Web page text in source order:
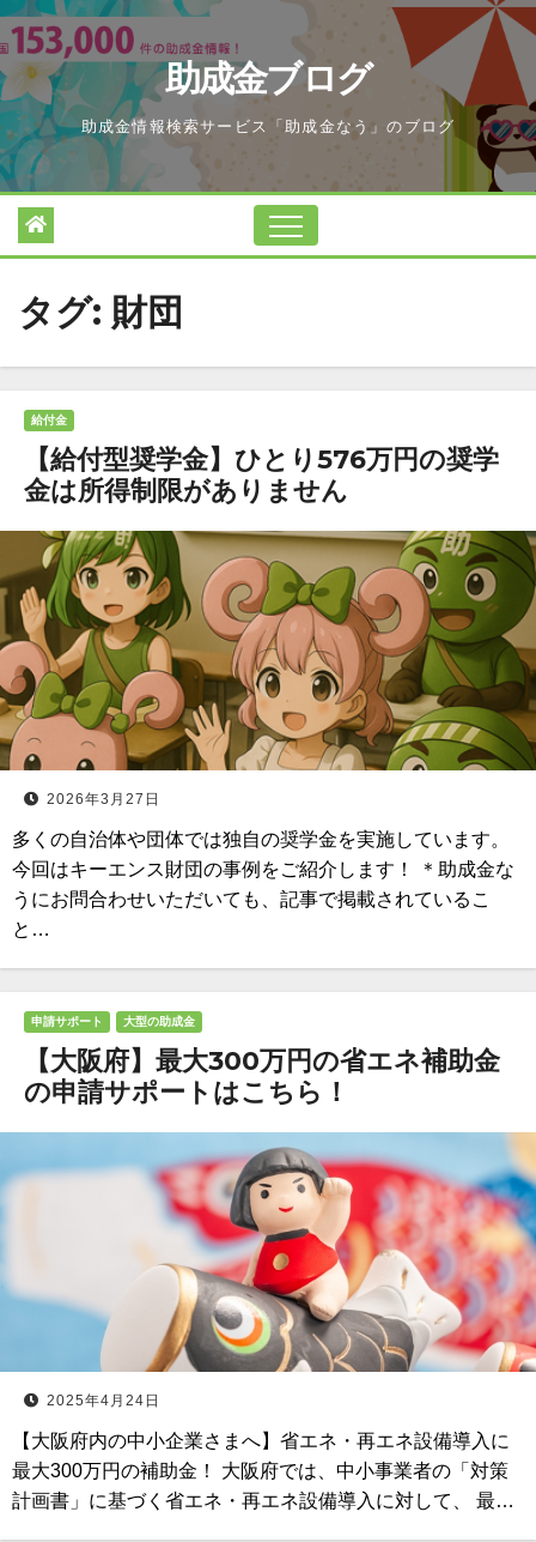
Skip
to
content
助成金ブログ
助成金情報検索サービス「助成金なう」のブログ
タグ: 財団
給付金
【給付型奨学金】ひとり576万円の奨学
金は所得制限がありません
2026年3月27日
多くの自治体や団体では独自の奨学金を実施しています。
今回はキーエンス財団の事例をご紹介します！ ＊助成金な
うにお問合わせいただいても、記事で掲載されているこ
と…
申請サポート 大型の助成金
【大阪府】最大300万円の省エネ補助金
の申請サポートはこちら！
2025年4月24日
【大阪府内の中小企業さまへ】省エネ・再エネ設備導入に
最大300万円の補助金！ 大阪府では、中小事業者の「対策
計画書」に基づく省エネ・再エネ設備導入に対して、 最…